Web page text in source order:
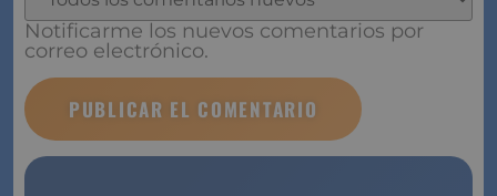
Notificarme los nuevos comentarios por
correo electrónico.